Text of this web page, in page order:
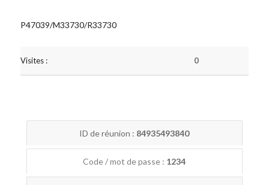
P47039/M33730/R33730
Visites : 0
ID de réunion : 84935493840
Code / mot de passe : 1234